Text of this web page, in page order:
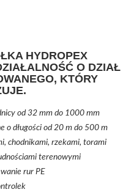
HYDROPEX
O DZIAŁ
KTÓRY
od 32 mm do 1000 mm
o długości od 20 m do 500 m
chodnikami, rzekami, torami
terenowymi
rur PE